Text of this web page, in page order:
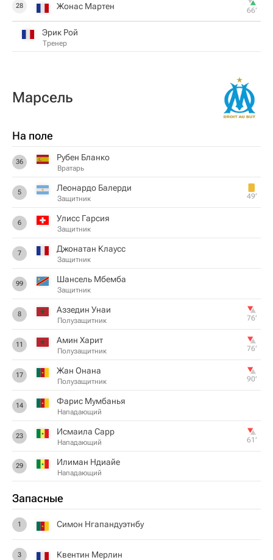
28 Жонас Мартен 66‎’‎
Эрик Рой
Тренер
Марсель
На поле
36 Рубен Бланко
Вратарь
5 Леонардо Балерди
Защитник 49‎’‎
6 Улисс Гарсия
Защитник
7 Джонатан Клаусс
Защитник
99 Шансель Мбемба
Защитник
8 Аззедин Унаи
Полузащитник 76‎’‎
11 Амин Харит
Полузащитник 76‎’‎
17 Жан Онана
Полузащитник 90‎’‎
14 Фарис Мумбанья
Нападающий
23 Исмаила Сарр
Нападающий 61‎’‎
29 Илиман Ндиайе
Нападающий
Запасные
1 Симон Нгапандуэтнбу
3 Квентин Мерлин